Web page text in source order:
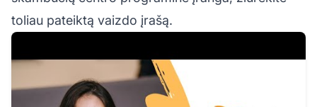
toliau pateiktą vaizdo įrašą.